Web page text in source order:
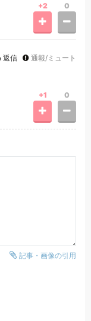
+2 0
返信 通報/ミュート
+1 0
記事・画像の引用